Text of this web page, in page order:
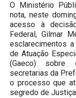
O Ministério
nota, neste
acesso à
Federal, Gilmar
esclarecimentos
de Atuação
(Gaeco) sobre
secretarias da
o processo que
segredo de